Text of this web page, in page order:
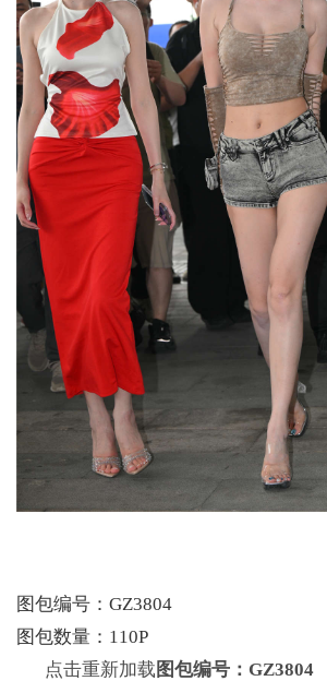
图包编号：GZ3804
图包数量：110P
点击重新加载 图包编号：GZ3804